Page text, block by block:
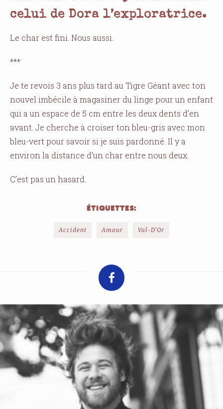
celui de Dora l’exploratrice.
Le char est fini. Nous aussi.
***
Je te revois 3 ans plus tard au Tigre Géant avec ton
nouvel imbécile à magasiner du linge pour un enfant
qui a un espace de 5 cm entre les deux dents d’en
avant. Je cherche à croiser ton bleu-gris avec mon
bleu-vert pour savoir si je suis pardonné. Il y a
environ la distance d’un char entre nous deux.
C’est pas un hasard.
ÉTIQUETTES:
Accident Amour Val-D'Or